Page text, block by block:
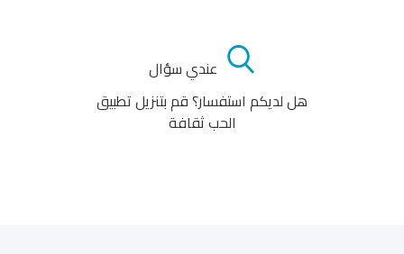
عندي سؤال
هل لديكم استفسار؟ قم بتنزيل تطبيق
الحب ثقافة